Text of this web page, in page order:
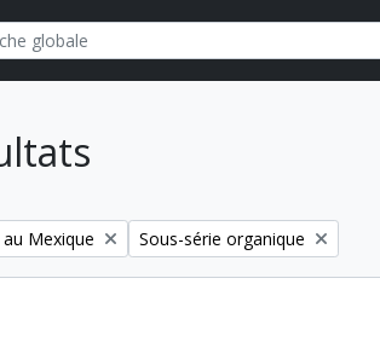
Mexique Remove filter:
Sous-série organique